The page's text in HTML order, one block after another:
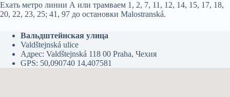
Ехать метро линии А или трамваем 1, 2, 7, 11, 12, 14, 15, 17, 18,
20, 22, 23, 25; 41, 97 до остановки Malostranská.
Вальдштейнская улица
Valdštejnská ulice
Адрес: Valdštejnská 118 00 Praha, Чехия
GPS: 50,090740 14,407581